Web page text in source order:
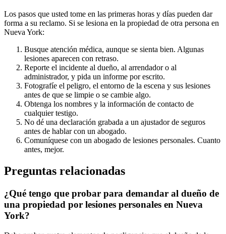
Los pasos que usted tome en las primeras horas y días pueden dar
forma a su reclamo. Si se lesiona en la propiedad de otra persona en
Nueva York:
Busque atención médica, aunque se sienta bien. Algunas
lesiones aparecen con retraso.
Reporte el incidente al dueño, al arrendador o al
administrador, y pida un informe por escrito.
Fotografíe el peligro, el entorno de la escena y sus lesiones
antes de que se limpie o se cambie algo.
Obtenga los nombres y la información de contacto de
cualquier testigo.
No dé una declaración grabada a un ajustador de seguros
antes de hablar con un abogado.
Comuníquese con un abogado de lesiones personales. Cuanto
antes, mejor.
Preguntas relacionadas
¿Qué tengo que probar para demandar al dueño de
una propiedad por lesiones personales en Nueva
York?